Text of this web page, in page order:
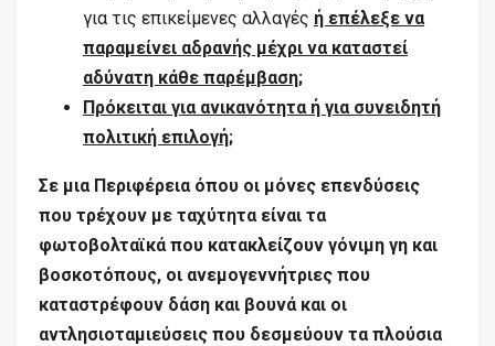
για τις επικείμενες αλλαγές ή επέλεξε να
παραμείνει αδρανής μέχρι να καταστεί
αδύνατη κάθε παρέμβαση;
Πρόκειται για ανικανότητα ή για συνειδητή
πολιτική επιλογή;
Σε μια Περιφέρεια όπου οι μόνες επενδύσεις
που τρέχουν με ταχύτητα είναι τα
φωτοβολταϊκά που κατακλείζουν γόνιμη γη και
βοσκοτόπους, οι ανεμογεννήτριες που
καταστρέφουν δάση και βουνά και οι
αντλησιοταμιεύσεις που δεσμεύουν τα πλούσια